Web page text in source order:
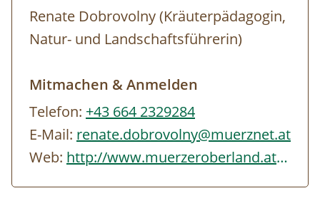
Renate Dobrovolny (Kräuterpädagogin,
Natur- und Landschaftsführerin)
Mitmachen & Anmelden
Telefon: +43 664 2329284
E-Mail: renate.dobrovolny@muerznet.at
Web:
http://www.muerzeroberland.at